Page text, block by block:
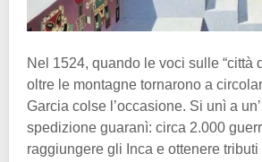
Nel 1524, quando le voci sulle “città
oltre le montagne tornarono a
Garcia colse l’occasione. Si unì a
spedizione guaranì: circa 2.000
raggiungere gli Inca e ottenere tributi